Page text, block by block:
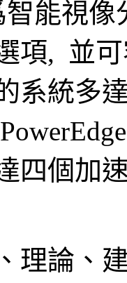
能視
項, 並
系統多
四個加
理論、